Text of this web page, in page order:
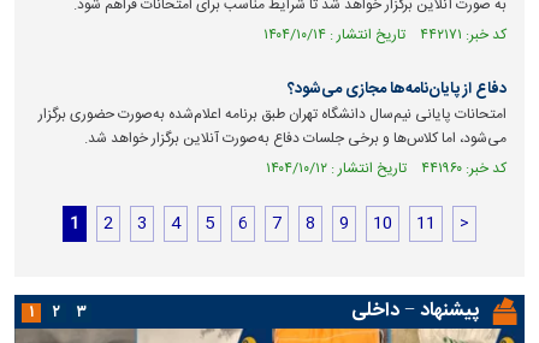
به صورت آنلاین برگزار خواهد شد تا شرایط مناسب برای امتحانات فراهم شود.
کد خبر: ۴۴۲۱۷۱ تاریخ انتشار : ۱۴۰۴/۱۰/۱۴
دفاع از پایان‌نامه‌ها مجازی می‌شود؟
امتحانات پایانی نیم‌سال دانشگاه تهران طبق برنامه اعلام‌شده به‌صورت حضوری برگزار
می‌شود، اما کلاس‌ها و برخی جلسات دفاع به‌صورت آنلاین برگزار خواهد شد.
کد خبر: ۴۴۱۹۶۰ تاریخ انتشار : ۱۴۰۴/۱۰/۱۲
1 2 3 4 5 6 7 8 9 10 11 >
پیشنهاد − داخلی ۱ ۲ ۳